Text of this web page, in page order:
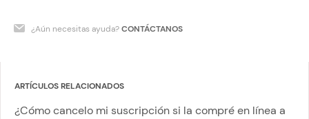
¿Aún necesitas ayuda?CONTÁCTANOS
ARTÍCULOS RELACIONADOS
¿Cómo cancelo mi suscripción si la compré en línea a